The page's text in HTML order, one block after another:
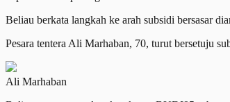
Beliau berkata langkah ke arah subsidi bersasar
Pesara tentera Ali Marhaban, 70, turut bersetuju
Ali Marhaban